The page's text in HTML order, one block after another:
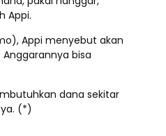
Appi.
Appi menyebut akan
bisa
dana sekitar
(*)